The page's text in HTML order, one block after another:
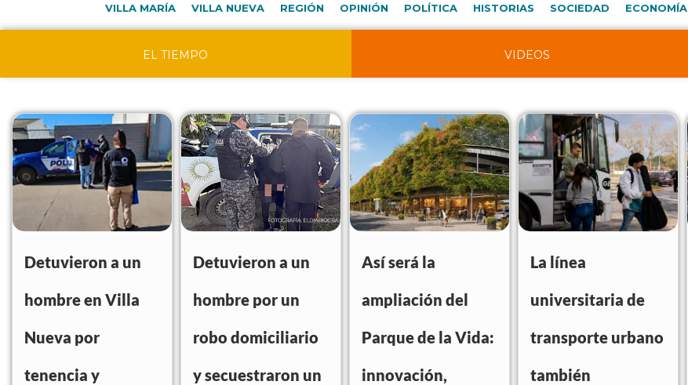
VILLA MARÍA VILLA NUEVA REGIÓN OPINIÓN POLÍTICA HISTORIAS SOCIEDAD ECONOMÍA
EL TIEMPO VIDEOS
Detuvieron a un
hombre en Villa
Nueva por
tenencia y
Detuvieron a un
hombre por un
robo domiciliario
y secuestraron un
Así será la
ampliación del
Parque de la Vida:
innovación,
La línea
universitaria de
transporte urbano
también